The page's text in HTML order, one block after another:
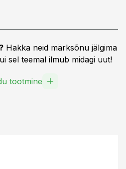
Hakka neid märksõnu jälgima
sel teemal ilmub midagi uut!
tootmine